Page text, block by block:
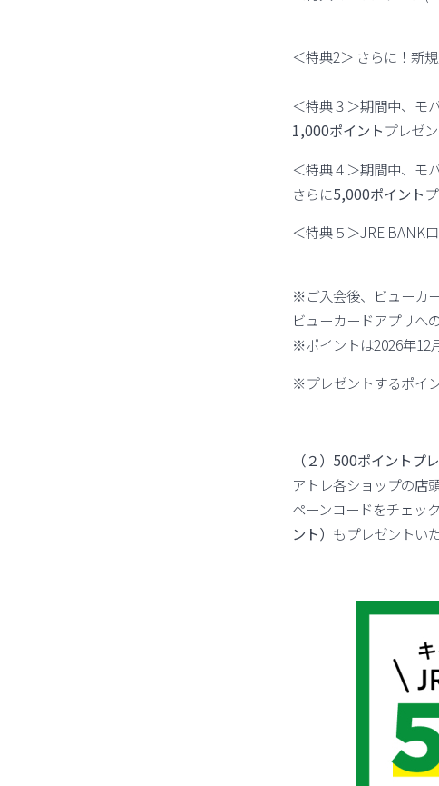
＜特典2＞ さらに！新
＜特典３＞期間中、モ
1,000ポイントプレゼン
＜特典４＞期間中、モ
さらに5,000ポイント
＜特典５＞JRE BANK
※ご入会後、ビューカ
ビューカードアプリへ
※ポイントは2026年12
※プレゼントするポイ
（２）500ポイントプ
アトレ各ショップの店
ペーンコードをチェッ
ント） もプレゼントい